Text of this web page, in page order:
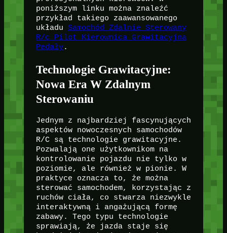
poniższym linku można znaleźć
przykład takiego zaawansowanego
układu Samochód Zdalnie Sterowany
R/c Pilot Kierownica Grawitacyjna
Pedały.
Technologie Grawitacyjne:
Nowa Era W Zdalnym
Sterowaniu
Jednym z najbardziej fascynujących
aspektów nowoczesnych samochodów
R/C są technologie grawitacyjne.
Pozwalają one użytkownikom na
kontrolowanie pojazdu nie tylko w
poziomie, ale również w pionie. W
praktyce oznacza to, że można
sterować samochodem, korzystając z
ruchów ciała, co stwarza niezwykle
interaktywną i angażującą formę
zabawy. Tego typu technologie
sprawiają, że jazda staje się